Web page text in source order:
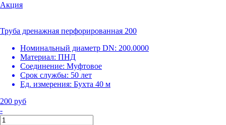
Акция
Труба дренажная перфорированная 200
Номинальный диаметр DN: 200.0000
Материал: ПНД
Соединение: Муфтовое
Срок службы: 50 лет
Ед. измерения: Бухта 40 м
200 руб
-